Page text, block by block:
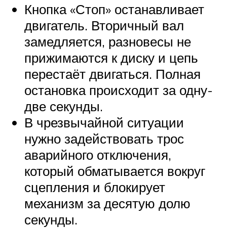
Кнопка «Стоп» останавливает
двигатель. Вторичный вал
замедляется, разновесы не
прижимаются к диску и цепь
перестаёт двигаться. Полная
остановка происходит за одну-
две секунды.
В чрезвычайной ситуации
нужно задействовать трос
аварийного отключения,
который обматывается вокруг
сцепления и блокирует
механизм за десятую долю
секунды.